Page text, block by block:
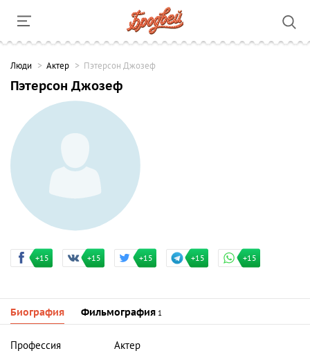
Люди Актер Пэтерсон Джозеф
Пэтерсон Джозеф
+15 +15 +15 +15 +15
Биография Фильмография 1
Профессия
Актер